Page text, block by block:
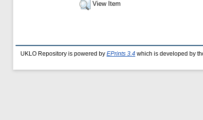
View Item
UKLO Repository is powered by EPrints 3.4 which is developed by